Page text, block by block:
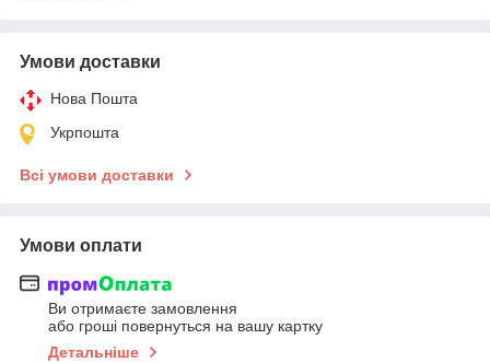
Умови доставки
Нова Пошта
Укрпошта
Всі умови доставки
Умови оплати
Ви отримаєте замовлення
або гроші повернуться на вашу картку
Детальніше